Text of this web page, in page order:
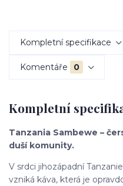
Kompletní specifikace
Komentáře 0
Kompletní
Tanzania Sambewe –
duší komunity.
V srdci jihozápadní
vzniká káva, která je